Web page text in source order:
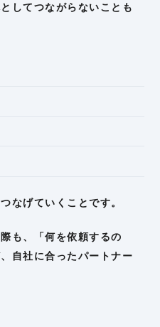
してつながらないことも
なげていくことです。
も、「何を依頼するの
自社に合ったパートナー